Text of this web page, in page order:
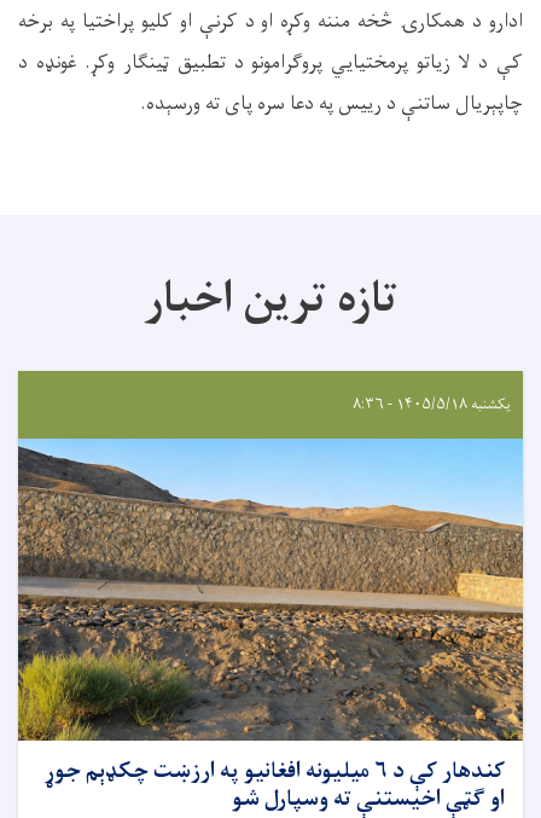
ادارو د همکارۍ څخه مننه وکړه او د کرنې او کلیو پراختیا په برخه
کې د لا زیاتو پرمختیايي پروګرامونو د تطبیق ټینګار وکړ. غونډه د
چاپېریال ساتنې د رییس په دعا سره پای ته ورسېده.
تازه ترین اخبار
یکشنبه ۱۴۰۵/۵/۱۸ - ۸:۳۶
کندهار کې د ۶ میلیونه افغانیو په ارزښت چکډېم جوړ
او ګټې اخیستنې ته وسپارل شو